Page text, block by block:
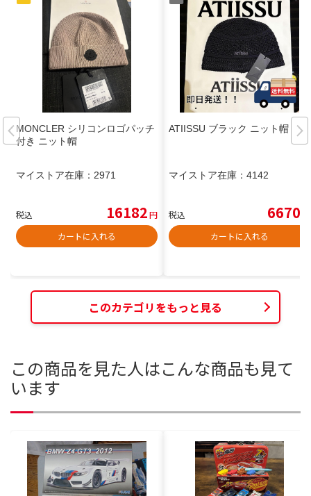
MONCLER シリコンロゴパッチ
付き ニット帽
マイストア在庫： 2971
税込 16182円
カートに入れる
ATIISSU ブラック ニット帽
マイストア在庫： 4142
税込 6670
カートに入れる
このカテゴリをもっと見る
この商品を見た人はこんな商品も見て
います